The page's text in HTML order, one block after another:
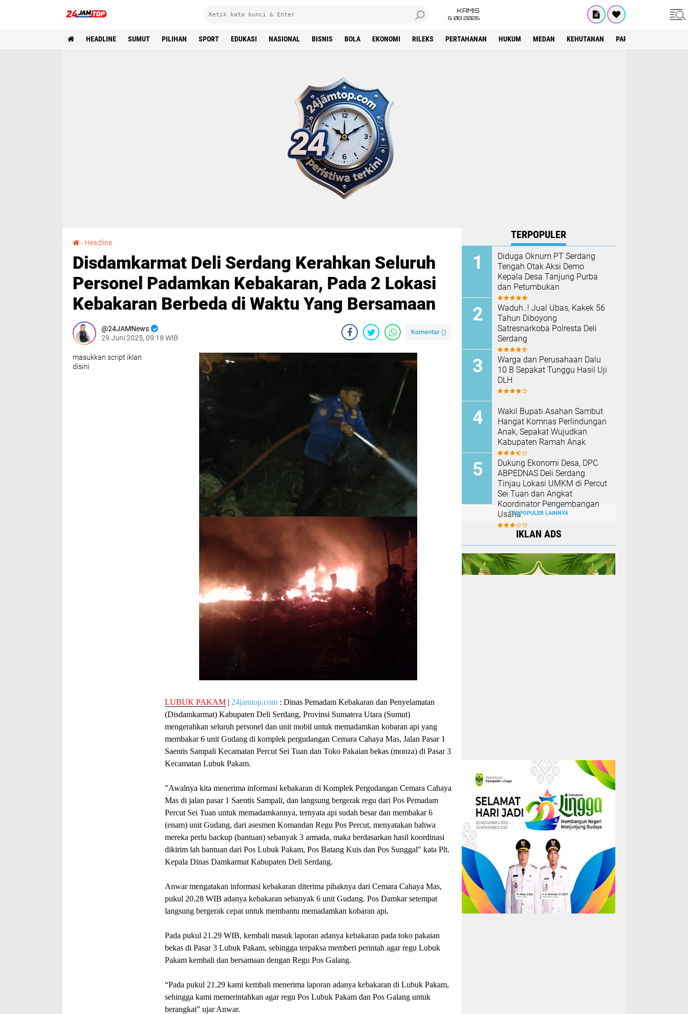
KAMIS
6 08 2026
HEADLINE SUMUT PILIHAN SPORT EDUKASI NASIONAL BISNIS BOLA EKONOMI RILEKS PERTAHANAN HUKUM MEDAN KEHUTANAN PARIWISATA
› Headline
Disdamkarmat Deli Serdang Kerahkan Seluruh
Personel Padamkan Kebakaran, Pada 2 Lokasi
Kebakaran Berbeda di Waktu Yang Bersamaan
24JAMNews
29 Juni 2025, 09:18 WIB
Komentar ()
masukkan script iklan
disini
LUBUK PAKAM | 24jamtop.com : Dinas Pemadam Kebakaran dan Penyelamatan
(Disdamkarmat) Kabupaten Deli Serdang, Provinsi Sumatera Utara (Sumut)
mengerahkan seluruh personel dan unit mobil untuk memadamkan kobaran api yang
membakar 6 unit Gudang di komplek pergudangan Cemara Cahaya Mas, Jalan Pasar 1
Saentis Sampali Kecamatan Percut Sei Tuan dan Toko Pakaian bekas (monza) di Pasar 3
Kecamatan Lubuk Pakam.
"Awalnya kita menerima informasi kebakaran di Komplek Pergudangan Cemara Cahaya
Mas di jalan pasar 1 Saentis Sampali, dan langsung bergerak regu dari Pos Pemadam
Percut Sei Tuan untuk memadamkannya, ternyata api sudah besar dan membakar 6
(enam) unit Gudang, dari asesmen Komandan Regu Pos Percut, menyatakan bahwa
mereka perlu backup (bantuan) sebanyak 3 armada, maka berdasarkan hasil koordinasi
dikirim lah bantuan dari Pos Lubuk Pakam, Pos Batang Kuis dan Pos Sunggal" kata Plt.
Kepala Dinas Damkarmat Kabupaten Deli Serdang.
Anwar mengatakan informasi kebakaran diterima pihaknya dari Cemara Cahaya Mas,
pukul 20.28 WIB adanya kebakaran sebanyak 6 unit Gudang. Pos Damkar setempat
langsung bergerak cepat untuk membantu memadamkan kobaran api.
Pada pukul 21.29 WIB, kembali masuk laporan adanya kebakaran pada toko pakaian
bekas di Pasar 3 Lubuk Pakam, sehingga terpaksa memberi perintah agar regu Lubuk
Pakam kembali dan bersamaan dengan Regu Pos Galang.
“Pada pukul 21.29 kami kembali menerima laporan adanya kebakaran di Lubuk Pakam,
sehingga kami memerintahkan agar regu Pos Lubuk Pakam dan Pos Galang untuk
berangkat” ujar Anwar.
TERPOPULER
Diduga Oknum PT Serdang
Tengah Otak Aksi Demo
Kepala Desa Tanjung Purba
dan Petumbukan
Waduh..! Jual Ubas, Kakek 56
Tahun Diboyong
Satresnarkoba Polresta Deli
Serdang
Warga dan Perusahaan Dalu
10 B Sepakat Tunggu Hasil Uji
DLH
Wakil Bupati Asahan Sambut
Hangat Komnas Perlindungan
Anak, Sepakat Wujudkan
Kabupaten Ramah Anak
Dukung Ekonomi Desa, DPC
ABPEDNAS Deli Serdang
Tinjau Lokasi UMKM di Percut
Sei Tuan dan Angkat
Koordinator Pengembangan
UsahaTERPOPULER LAINNYA
IKLAN ADS